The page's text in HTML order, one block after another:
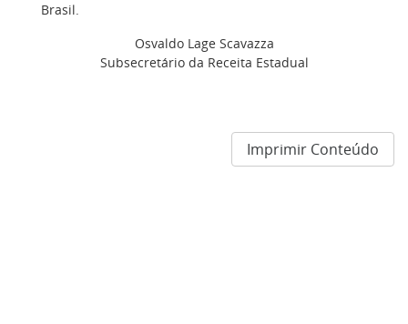
Brasil.
Osvaldo Lage Scavazza
Subsecretário da Receita Estadual
Imprimir Conteúdo